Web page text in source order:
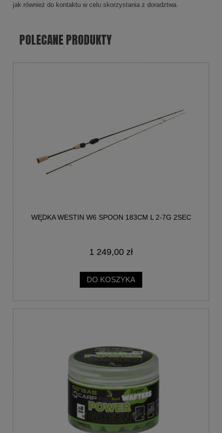
jak również do kontaktu w celu skorzystania z doradztwa.
POLECANE PRODUKTY
WĘDKA WESTIN W6 SPOON 183CM L 2-7G 2SEC
1 249,00 zł
DO KOSZYKA